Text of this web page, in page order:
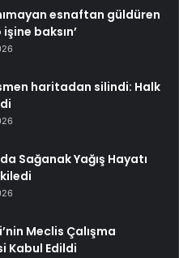
esnaftan güldüren
işine baksın’
haritadan silindi: Halk
Sağanak Yağış Hayatı
Meclis Çalışma
Kabul Edildi